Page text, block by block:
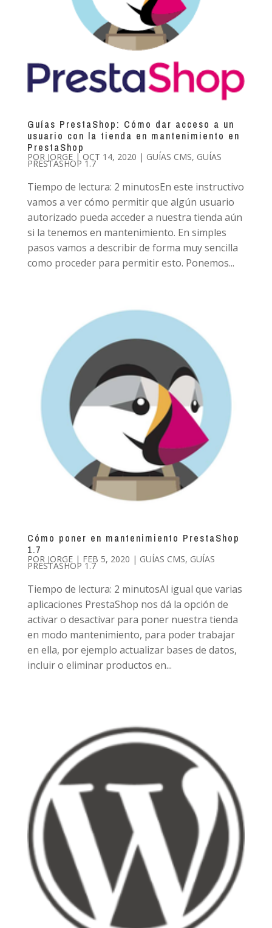
Guías PrestaShop: Cómo dar acceso a un
usuario con la tienda en mantenimiento en
PrestaShop
POR JORGE| OCT 14, 2020 | GUÍAS CMS, GUÍAS
PRESTASHOP 1.7
Tiempo de lectura: 2 minutosEn este instructivo
vamos a ver cómo permitir que algún usuario
autorizado pueda acceder a nuestra tienda aún
si la tenemos en mantenimiento. En simples
pasos vamos a describir de forma muy sencilla
como proceder para permitir esto. Ponemos...
Cómo poner en mantenimiento PrestaShop
1.7
POR JORGE| FEB 5, 2020 | GUÍAS CMS, GUÍAS
PRESTASHOP 1.7
Tiempo de lectura: 2 minutosAl igual que varias
aplicaciones PrestaShop nos dá la opción de
activar o desactivar para poner nuestra tienda
en modo mantenimiento, para poder trabajar
en ella, por ejemplo actualizar bases de datos,
incluir o eliminar productos en...